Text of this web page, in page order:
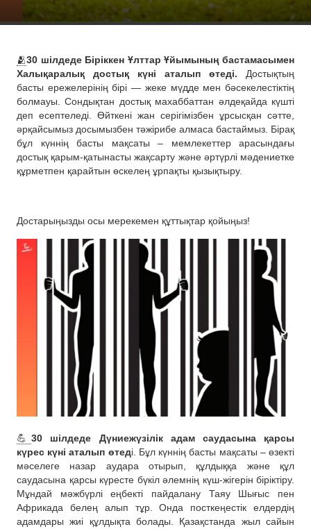
🫂30 шілдеде Біріккен Ұлттар Ұйымының бастамасымен
Халықаралық достық күні аталып өтеді. Достықтың
басты ережелерінің бірі — жеке мүдде мен бәсекелестіктің
болмауы. Сондықтан достық махаббаттан әлдеқайда күшті
деп есептеледі. Өйткені жан серігімізбен ұрсысқан сәтте,
әрқайсымыз досымызбен тәжірибе алмаса бастаймыз. Бірақ
бұл күннің басты мақсаты – мемлекеттер арасындағы
достық қарым-қатынасты жақсарту және әртүрлі мәдениетке
құрметпен қарайтын өскелең ұрпақты қызықтыру.
Достарыңызды осы мерекемен құттықтар қойыңыз!
💪30 шілдеде Дүниежүзілік адам саудасына қарсы
күрес күні аталып өтеді. Бұл күннің басты мақсаты – өзекті
мәселеге назар аудара отырып, құлдыққа және құл
саудасына қарсы күресте бүкіл әлемнің күш-жігерін біріктіру.
Мұндай мәжбүрлі еңбекті пайдалану Таяу Шығыс пен
Африкада белең алып тұр. Онда посткеңестік елдердің
адамдары жиі құлдықта болады. Қазақстанда жыл сайын